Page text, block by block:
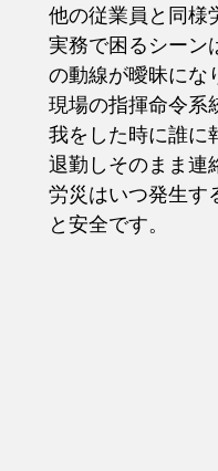
他の従業員と同様
実務で困るシーン
の動線が曖昧にな
現場の指揮命令系
我をした時に誰に
退勤しそのまま連
労災はいつ発生す
と安全です。